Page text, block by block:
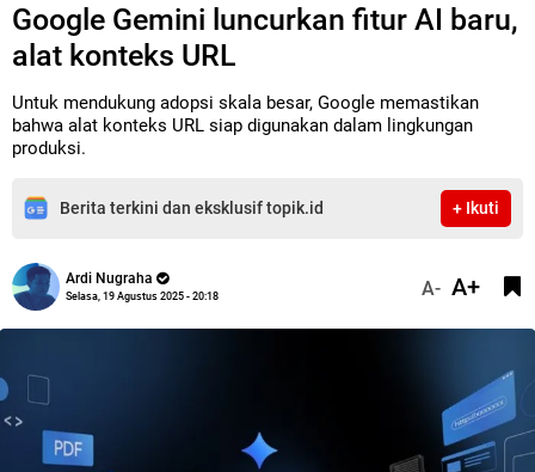
Google Gemini luncurkan fitur AI baru,
alat konteks URL
Untuk mendukung adopsi skala besar, Google memastikan
bahwa alat konteks URL siap digunakan dalam lingkungan
produksi.
Berita terkini dan eksklusif topik.id + Ikuti
Ardi Nugraha
Selasa, 19 Agustus 2025 - 20:18 A- A+